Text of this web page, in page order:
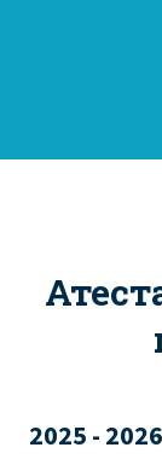
2025 -